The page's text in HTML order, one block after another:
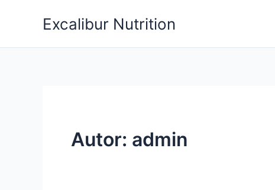
Excalibur Nutrition
Autor: admin